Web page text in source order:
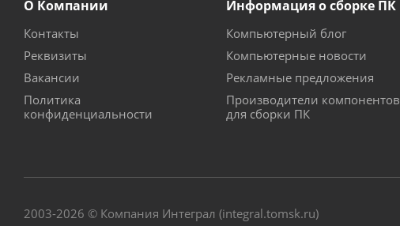
О Компании
Контакты
Реквизиты
Вакансии
Политика
конфиденциальности
Информация о сборке ПК
Компьютерный блог
Компьютерные новости
Рекламные предложения
Производители компонентов
для сборки ПК
2003-2026 © Компания Интеграл (integral.tomsk.ru)